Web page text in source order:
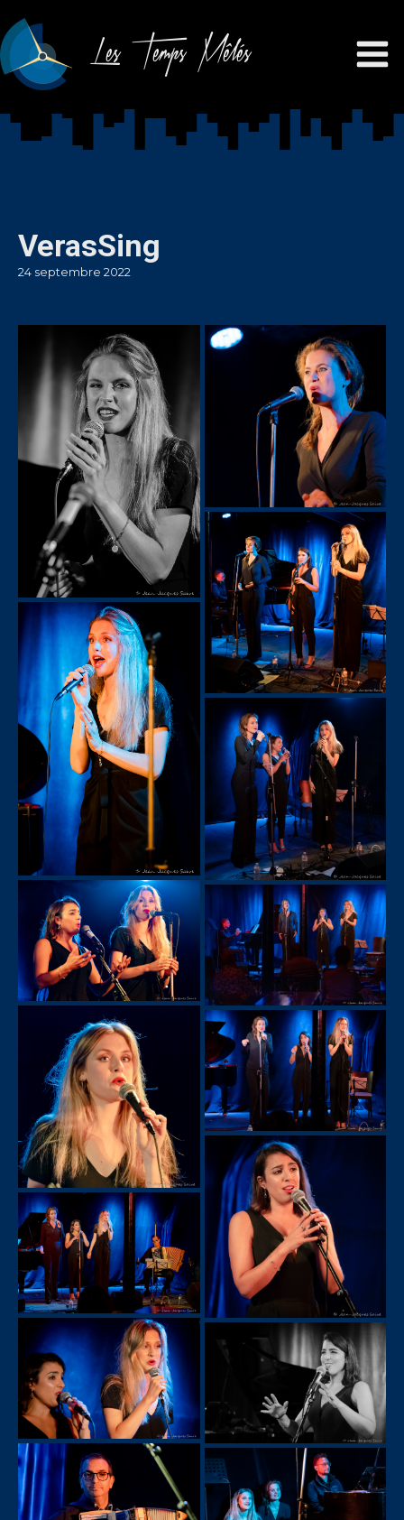
Les Temps Mêlés
VerasSing
24 septembre 2022